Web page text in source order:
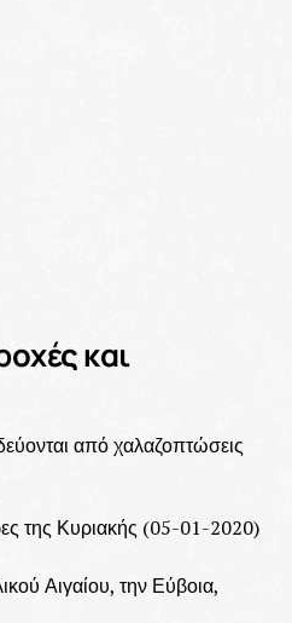
και
από χαλαζοπτώσεις
της Κυριακής (05-01-2020)
Αιγαίου, την Εύβοια,